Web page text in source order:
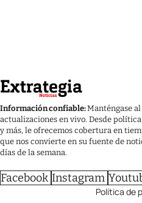
Información confiable:Manténgase
actualizaciones en vivo. Desde
y más, le ofrecemos cobertura en
que nos convierte en su fuente de
días de la semana.
Facebook Instagram
Política de